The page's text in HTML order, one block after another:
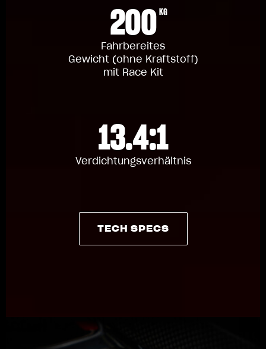
200 KG
Fahrbereites
Gewicht (ohne Kraftstoff)
mit Race Kit
13.4:1
Verdichtungsverhältnis
TECH SPECS